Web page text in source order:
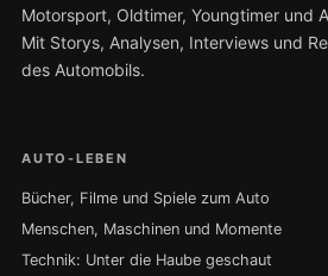
Motorsport, Oldtimer, Youngtimer und
Mit Storys, Analysen, Interviews und
des Automobils.
AUTO-LEBEN
Bücher, Filme und Spiele zum Auto
Menschen, Maschinen und Momente
Technik: Unter die Haube geschaut